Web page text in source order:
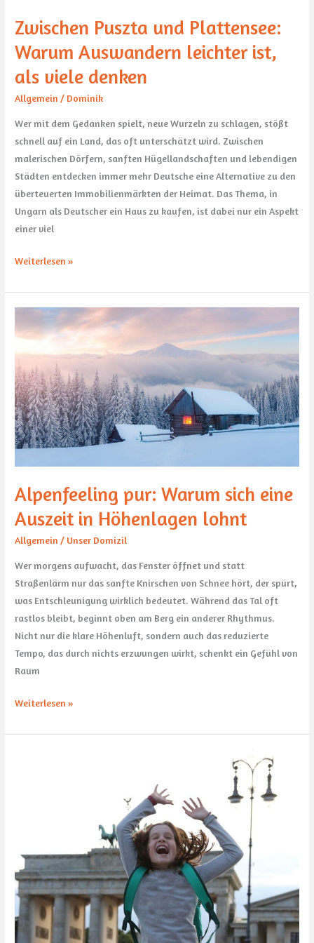
Zwischen Puszta und Plattensee:
Warum Auswandern leichter ist,
als viele denken
Allgemein / Dominik
Wer mit dem Gedanken spielt, neue Wurzeln zu schlagen, stößt
schnell auf ein Land, das oft unterschätzt wird. Zwischen
malerischen Dörfern, sanften Hügellandschaften und lebendigen
Städten entdecken immer mehr Deutsche eine Alternative zu den
überteuerten Immobilienmärkten der Heimat. Das Thema, in
Ungarn als Deutscher ein Haus zu kaufen, ist dabei nur ein Aspekt
einer viel
Weiterlesen »
Alpenfeeling pur: Warum sich eine
Auszeit in Höhenlagen lohnt
Allgemein / Unser Domizil
Wer morgens aufwacht, das Fenster öffnet und statt
Straßenlärm nur das sanfte Knirschen von Schnee hört, der spürt,
was Entschleunigung wirklich bedeutet. Während das Tal oft
rastlos bleibt, beginnt oben am Berg ein anderer Rhythmus.
Nicht nur die klare Höhenluft, sondern auch das reduzierte
Tempo, das durch nichts erzwungen wirkt, schenkt ein Gefühl von
Raum
Alpenfeeling
pur:
sich
eine
Auszeit
in
Höhenlagen
Weiterlesen »
zählt